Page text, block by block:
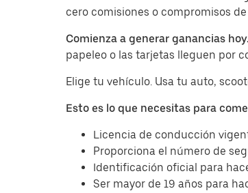
cero comisiones o compromisos
Comienza a generar ganancias hoy.
papeleo o las tarjetas lleguen por
Elige tu vehículo. Usa tu auto,
Esto es lo que necesitas para
Licencia de conducción
Proporciona el número de
Identificación oficial para
Ser mayor de 19 años para